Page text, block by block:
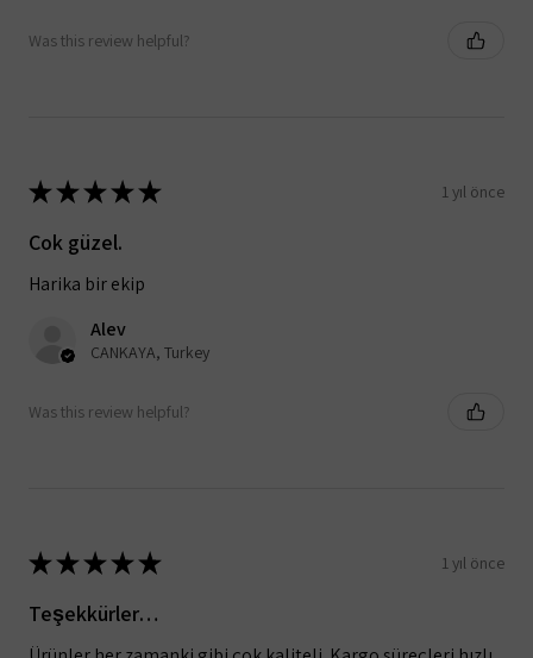
Was this review helpful?
★★★★★ 1 yıl önce
Çok güzel.
Harika bir ekip
Alev
ÇANKAYA, Turkey
Was this review helpful?
★★★★★ 1 yıl önce
Teşekkürler…